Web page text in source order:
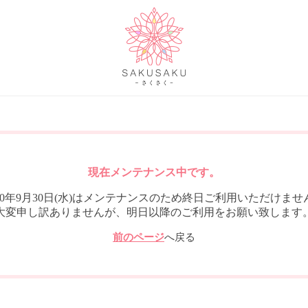
現在メンテナンス中です。
年9月30日(水)はメンテナンスのため終日ご利用いただけませ
変申し訳ありませんが、明日以降のご利用をお願い致します
前のページへ戻る